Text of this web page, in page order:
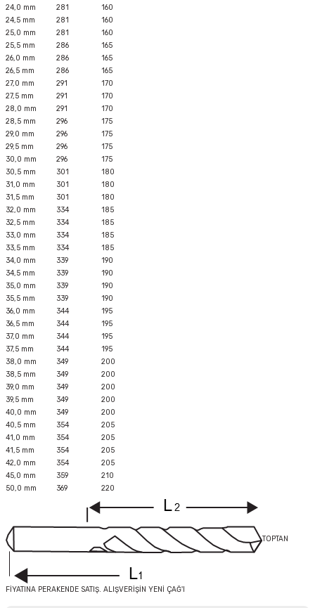
24,0 mm
281
160
24,5 mm
281
160
25,0 mm
281
160
25,5 mm
286
165
26,0 mm
286
165
26,5 mm
286
165
27,0 mm
291
170
27,5 mm
291
170
28,0 mm
291
170
28,5 mm
296
175
29,0 mm
296
175
29,5 mm
296
175
30,0 mm
296
175
30,5 mm
301
180
31,0 mm
301
180
31,5 mm
301
180
32,0 mm
334
185
32,5 mm
334
185
33,0 mm
334
185
33,5 mm
334
185
34,0 mm
339
190
34,5 mm
339
190
35,0 mm
339
190
35,5 mm
339
190
36,0 mm
344
195
36,5 mm
344
195
37,0 mm
344
195
37,5 mm
344
195
38,0 mm
349
200
38,5 mm
349
200
39,0 mm
349
200
39,5 mm
349
200
40,0 mm
349
200
40,5 mm
354
205
41,0 mm
354
205
41,5 mm
354
205
42,0 mm
354
205
45,0 mm
359
210
50,0 mm
369 220
TOPTAN
FİYATINA PERAKENDE SATIŞ. ALIŞVERİŞİN YENİ ÇAĞ'I